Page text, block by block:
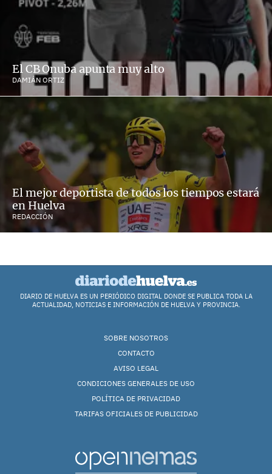
El CB Onuba apunta muy alto
DAMIÁN ORTIZ
El mejor deportista de todos los tiempos estará
en Huelva
REDACCIÓN
DIARIO DE HUELVA ES UN PERIÓDICO DIGITAL DONDE SE PUBLICA TODA LA
ACTUALIDAD, NOTICIAS E INFORMACIÓN DE HUELVA Y PROVINCIA.
SOBRE NOSOTROS
CONTACTO
AVISO LEGAL
CONDICIONES GENERALES DE USO
POLÍTICA DE PRIVACIDAD
TARIFAS OFICIALES DE PUBLICIDAD